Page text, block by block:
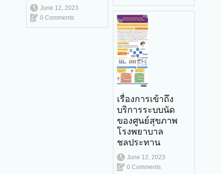
June 12, 2023
0 Comments
เรื่องการเข้าถึง
บริการระบบนัด
ของศูนย์สุขภาพ
โรงพยาบาล
ชลประทาน
June 12, 2023
0 Comments